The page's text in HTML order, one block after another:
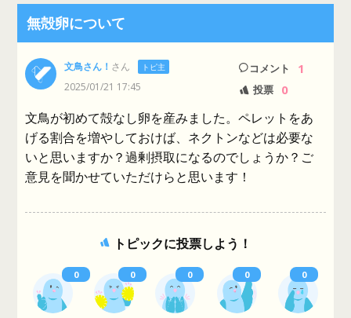
無殻卵について
文鳥さん！ さん トピ主
2025/01/21 17:45
コメント 1
投票 0
文鳥が初めて殻なし卵を産みました。ペレットをあ
げる割合を増やしておけば、ネクトンなどは必要な
いと思いますか？過剰摂取になるのでしょうか？ご
意見を聞かせていただけらと思います！
トピックに投票しよう！
0 0 0 0 0